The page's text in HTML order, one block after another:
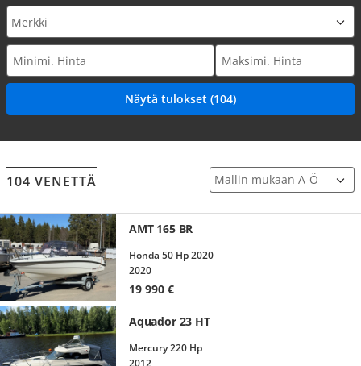
104 VENETTÄ
AMT 165 BR
Honda 50 Hp 2020
2020
19 990 €
Aquador 23 HT
Mercury 220 Hp
2012